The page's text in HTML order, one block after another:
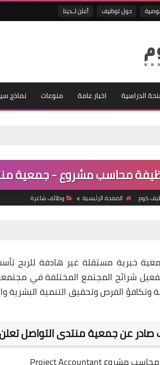
حول توظيف أعلن لــدينا
الدراسية اخبار عامة منوعات نماذج
محاسب مشروع - جمعية
كوم الصفحة الرئيسية وظائف شاغرة
شرائح المجتمع المختلفة في
وتكافؤ الفرص وتحقيق التنمية البشرية
صادر عن جمعية منتدى التواصل تعلن